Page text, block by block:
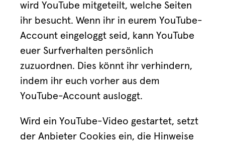
wird YouTube mitgeteilt, welche Seiten
ihr besucht. Wenn ihr in eurem YouTube-
Account eingeloggt seid, kann YouTube
euer Surfverhalten persönlich
zuzuordnen. Dies könnt ihr verhindern,
indem ihr euch vorher aus dem
YouTube-Account ausloggt.
Wird ein YouTube-Video gestartet, setzt
der Anbieter Cookies ein, die Hinweise